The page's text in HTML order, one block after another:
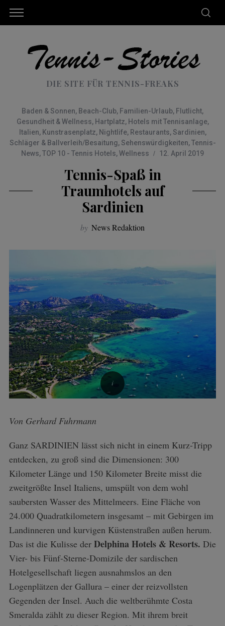
DIE SITE FÜR TENNIS-FREAKS
Baden & Sonnen, Beach-Club, Familien-Urlaub, Flutlicht,
Gesundheit & Wellness, Hartplatz, Hotels mit Tennisanlage,
Italien, Kunstrasenplatz, Nightlife, Restaurants, Sardinien,
Schläger & Ballverleih/Besaitung, Sehenswürdigkeiten,Tennis-
News,TOP 10 - Tennis Hotels,Wellness 12. April 2019
Tennis-Spaß in
Traumhotels auf
Sardinien
by News Redaktion
Von Gerhard Fuhrmann
Ganz SARDINIEN lässt sich nicht in einem Kurz-Tripp
entdecken, zu groß sind die Dimensionen: 300
Kilometer Länge und 150 Kilometer Breite misst die
zweitgrößte Insel Italiens, umspült von dem wohl
saubersten Wasser des Mittelmeers. Eine Fläche von
24.000 Quadratkilometern insgesamt – mit Gebirgen im
Landinneren und kurvigen Küstenstraßen außen herum.
Das ist die Kulisse der Delphina Hotels & Resorts. Die
Vier- bis Fünf-Sterne-Domizile der sardischen
Hotelgesellschaft liegen ausnahmslos an den
Logenplätzen der Gallura – einer der reizvollsten
Gegenden der Insel. Auch die weltberühmte Costa
Smeralda zählt zu dieser Region. Mit ihrem breit